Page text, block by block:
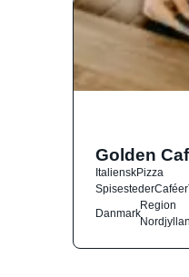
Golden
ItalienskPizza
SpisestederCaféer
Danmark
Region